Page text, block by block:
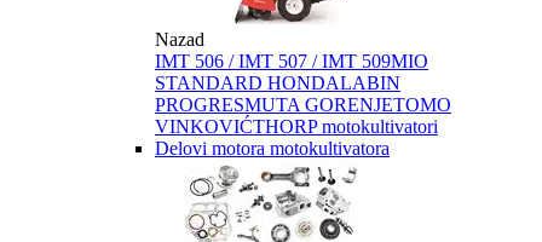
Nazad
IMT 506 / IMT 507 / IMT 509MIO
STANDARD HONDALABIN
PROGRESMUTA GORENJETOMO
VINKOVIĆTHORP motokultivatori
Delovi motora motokultivatora